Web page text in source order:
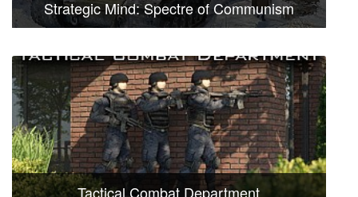
Strategic Mind: Spectre of Communism
Tactical Combat Department